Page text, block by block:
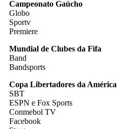
Campeonato Gaúcho
Globo
Sportv
Premiere
Mundial de Clubes da Fifa
Band
Bandsports
Copa Libertadores da América
SBT
ESPN e Fox Sports
Conmebol TV
Facebook